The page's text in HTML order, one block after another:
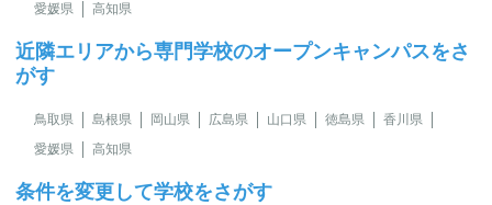
愛媛県
高知県
近隣エリアから専門学校のオープンキャンパスをさ
がす
鳥取県 島根県 岡山県 広島県 山口県 徳島県
香川県
愛媛県
高知県
条件を変更して学校をさがす